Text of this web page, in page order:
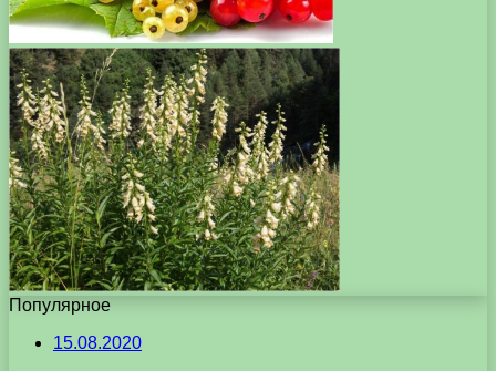
Популярное
15.08.2020